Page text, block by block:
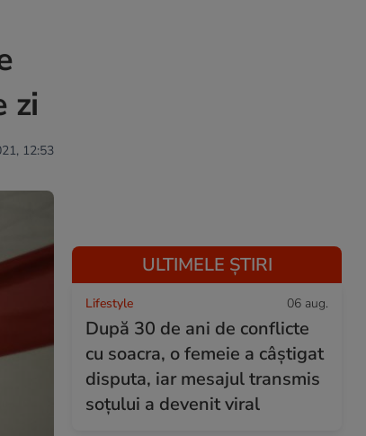
zi
12:53
ULTIMELE ȘTIRI
Lifestyle 06 aug.
După 30 de ani de conflicte
cu soacra, o femeie a câștigat
disputa, iar mesajul transmis
soțului a devenit viral